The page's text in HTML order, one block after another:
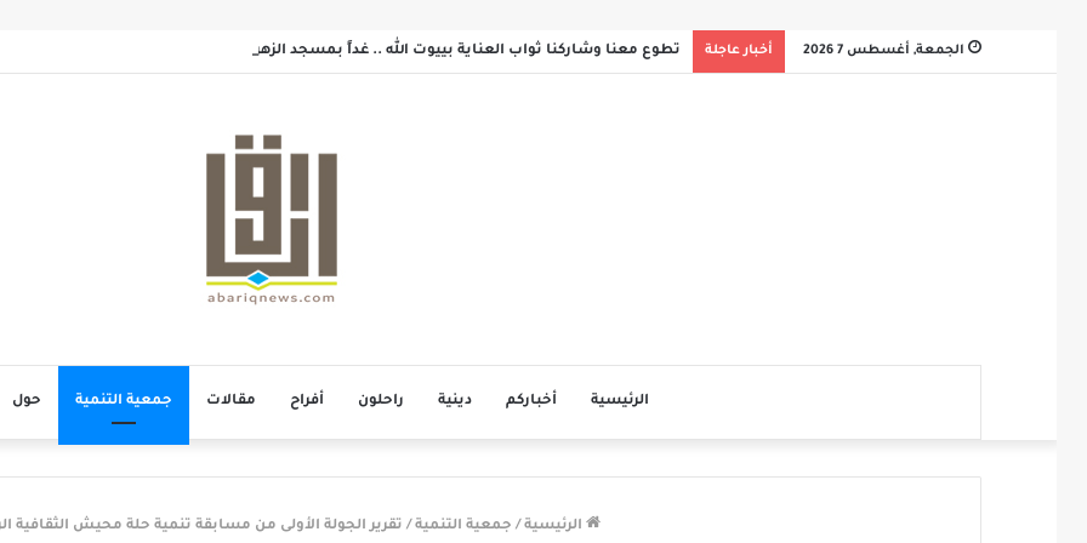
الجمعة, أغسطس 7 2026 أخبار عاجلة تطوع معنا وشاركنا ثواب العناية بييوت الله .. غداً بمسجد الزهراء بحلة محيش
الرئيسية أخباركم دينية راحلون أفراح مقالات جمعية التنمية حول
الرئيسية / جمعية التنمية / تقرير الجولة الأولى من مسابقة تنمية حلة محيش الثقافية